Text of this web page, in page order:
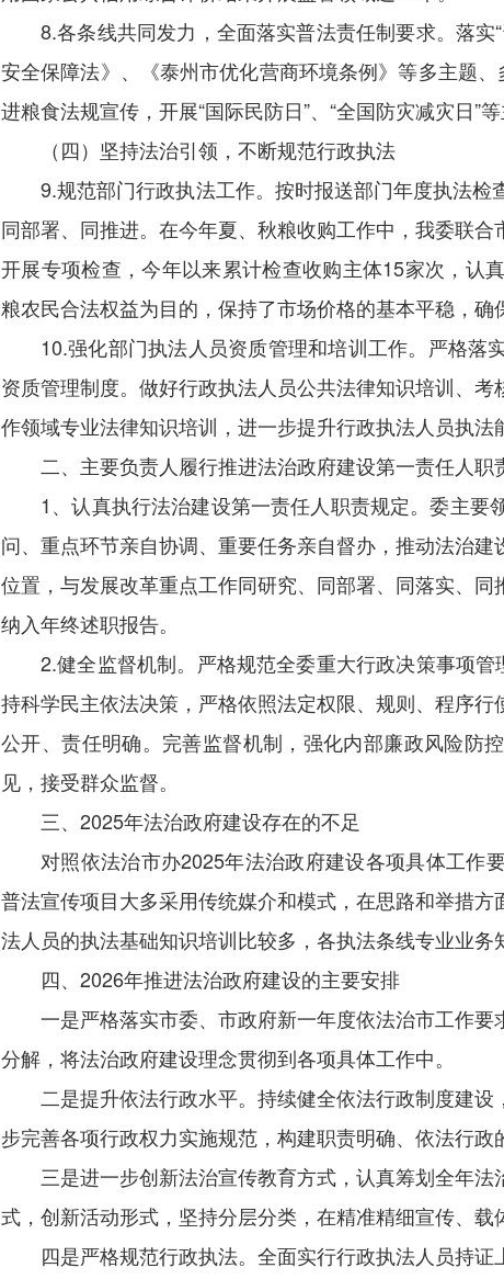
8.各条线共同发力，全面落实普法责任制要求。落
安全保障法》、《泰州市优化营商环境条例》等多主题
进粮食法规宣传，开展“国际民防日”、“全国防灾减灾日”等
（四）坚持法治引领，不断规范行政执法
9.规范部门行政执法工作。按时报送部门年度执法
同部署、同推进。在今年夏、秋粮收购工作中，我委联
开展专项检查，今年以来累计检查收购主体15家次，认
粮农民合法权益为目的，保持了市场价格的基本平稳，确
10.强化部门执法人员资质管理和培训工作。严格落
资质管理制度。做好行政执法人员公共法律知识培训、
作领域专业法律知识培训，进一步提升行政执法人员执法
二、主要负责人履行推进法治政府建设第一责任人职
1、认真执行法治建设第一责任人职责规定。委主
问、重点环节亲自协调、重要任务亲自督办，推动法治
位置，与发展改革重点工作同研究、同部署、同落实、
纳入年终述职报告。
2.健全监督机制。严格规范全委重大行政决策事项
持科学民主依法决策，严格依照法定权限、规则、程序
公开、责任明确。完善监督机制，强化内部廉政风险防
见，接受群众监督。
三、2025年法治政府建设存在的不足
对照依法治市办2025年法治政府建设各项具体工作
普法宣传项目大多采用传统媒介和模式，在思路和举措
法人员的执法基础知识培训比较多，各执法条线专业业务
四、2026年推进法治政府建设的主要安排
一是严格落实市委、市政府新一年度依法治市工作
分解，将法治政府建设理念贯彻到各项具体工作中。
二是提升依法行政水平。持续健全依法行政制度建
步完善各项行政权力实施规范，构建职责明确、依法行政
三是进一步创新法治宣传教育方式，认真筹划全年
式，创新活动形式，坚持分层分类，在精准精细宣传、载
四是严格规范行政执法。全面实行行政执法人员持